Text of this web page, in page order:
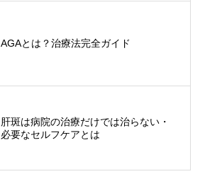
AGAとは？治療法完全ガイド
肝斑は病院の治療だけでは治らない・
必要なセルフケアとは